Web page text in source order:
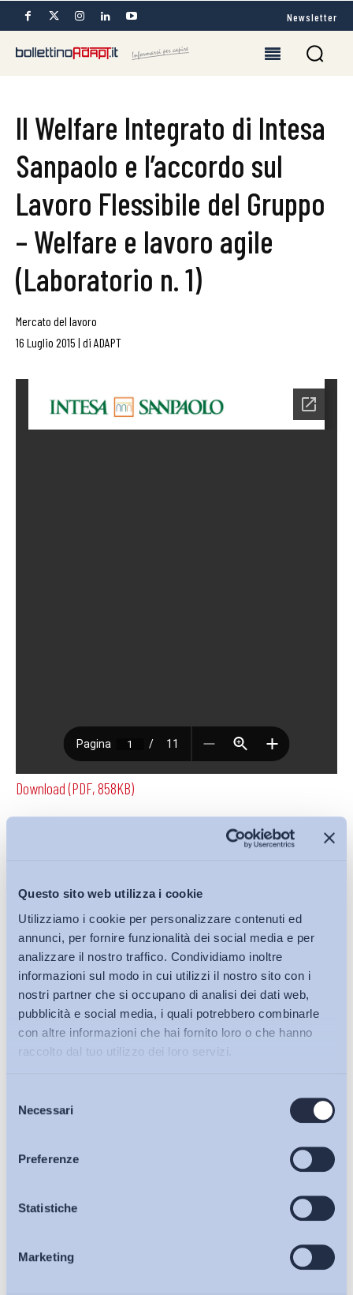
Questo sito web utilizza i cookie
Utilizziamo i cookie per personalizzare contenuti ed
annunci, per fornire funzionalità dei social media e per
analizzare il nostro traffico. Condividiamo inoltre
informazioni sul modo in cui utilizzi il nostro sito con i
nostri partner che si occupano di analisi dei dati web,
pubblicità e social media, i quali potrebbero combinarle
con altre informazioni che hai fornito loro o che hanno
raccolto dal tuo utilizzo dei loro servizi.
delNecessari
Preferenze
Statistiche
Marketing
Bollettini ADAPT
Articoli
Osservatori
Eventi
Newsletter
Il Welfare Integrato di Intesa
Sanpaolo e l’accordo sul
Lavoro Flessibile del Gruppo
– Welfare e lavoro agile
(Laboratorio n. 1)
Mercato del lavoro
16 Luglio 2015 | di ADAPT
Download (PDF, 858KB)
Iscriviti alla Newsletter